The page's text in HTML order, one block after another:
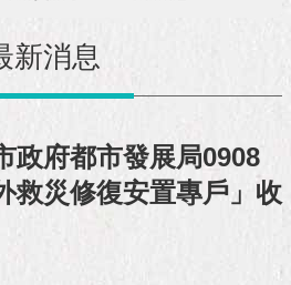
新消息
政府都市發展局0908
救災修復安置專戶」收